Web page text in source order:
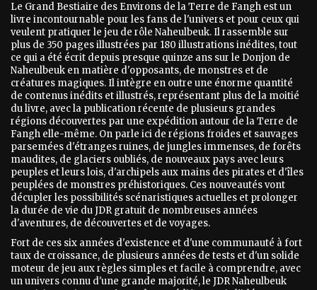
Le Grand Bestiaire des Environs de la Terre de Fangh est un
livre incontournable pour les fans de l'univers et pour ceux qui
veulent pratiquer le jeu de rôle Naheulbeuk. Il rassemble sur
plus de 350 pages illustrées par 180 illustrations inédites, tout
ce qui a été écrit depuis presque quinze ans sur le Donjon de
Naheulbeuk en matière d'opposants, de monstres et de
créatures magiques. Il intègre en outre une énorme quantité
de contenus inédits et illustrés, représentant plus de la moitié
du livre, avec la publication récente de plusieurs grandes
régions découvertes par une expédition autour de la Terre de
Fangh elle-même. On parle ici de régions froides et sauvages
parsemées d'étranges ruines, de jungles immenses, de forêts
maudites, de glaciers oubliés, de nouveaux pays avec leurs
peuples et leurs lois, d'archipels aux mains des pirates et d'îles
peuplées de monstres préhistoriques. Ces nouveautés vont
décupler les possibilités scénaristiques actuelles et prolonger
la durée de vie du JDR gratuit de nombreuses années
d'aventures, de découvertes et de voyages.
Fort de ces six années d'existence et d'une communauté à fort
taux de croissance, de plusieurs années de tests et d'un solide
moteur de jeu aux règles simples et facile à comprendre, avec
un univers connu d'une grande majorité, le JDR Naheulbeuk